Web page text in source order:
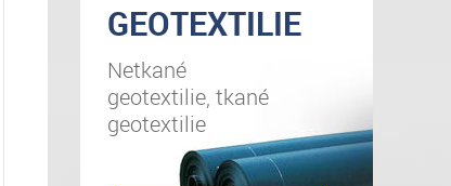
GEOTEXTILIE
Netkané
geotextilie, tkané
geotextilie